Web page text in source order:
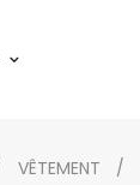
VÊTEMENT